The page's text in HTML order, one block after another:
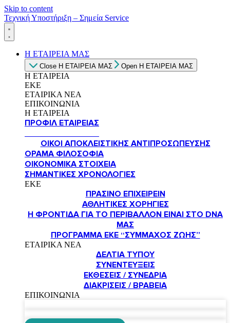
Skip to content
Τεχνική Υποστήριξη – Σημεία Service
Η ΕΤΑΙΡΕΙΑ ΜΑΣ
Close Η ΕΤΑΙΡΕΙΑ ΜΑΣ Open Η ΕΤΑΙΡΕΙΑ ΜΑΣ
Η ΕΤΑΙΡΕΙΑ
ΕΚΕ
ΕΤΑΙΡΙΚΑ ΝΕΑ
ΕΠΙΚΟΙΝΩΝΙΑ
Η ΕΤΑΙΡΕΙΑ
ΠΡΟΦΙΛ ΕΤΑΙΡΕΙΑΣ
ΟΙΚΟΙ ΑΠΟΚΛΕΙΣΤΙΚΗΣ ΑΝΤΙΠΡΟΣΩΠΕΥΣΗΣ
ΟΡΑΜΑ ΦΙΛΟΣΟΦΙΑ
ΟΙΚΟΝΟΜΙΚΑ ΣΤΟΙΧΕΙΑ
ΣΗΜΑΝΤΙΚΕΣ ΧΡΟΝΟΛΟΓΙΕΣ
ΕΚΕ
ΠΡΆΣΙΝΟ ΕΠΙΧΕΙΡΕΊΝ
ΑΘΛΗΤΙΚΈΣ ΧΟΡΗΓΊΕΣ
Η ΦΡΟΝΤΊΔΑ ΓΙΑ ΤΟ ΠΕΡΙΒΆΛΛΟΝ ΕΊΝΑΙ ΣΤΟ DNA
ΜΑΣ
ΠΡΌΓΡΑΜΜΑ ΕΚΕ “ΣΎΜΜΑΧΟΣ ΖΩΉΣ”
ΕΤΑΙΡΙΚΑ ΝΕΑ
ΔΕΛΤΊΑ ΤΎΠΟΥ
ΣΥΝΕΝΤΕΎΞΕΙΣ
ΕΚΘΈΣΕΙΣ / ΣΥΝΈΔΡΙΑ
ΔΙΑΚΡΊΣΕΙΣ / ΒΡΑΒΕΊΑ
ΕΠΙΚΟΙΝΩΝΙΑ